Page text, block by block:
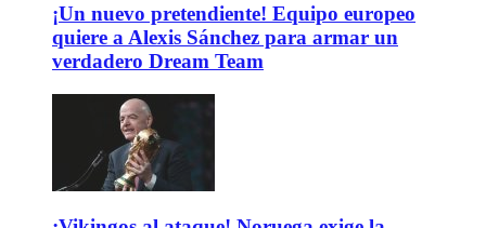
¡Un nuevo pretendiente! Equipo europeo
quiere a Alexis Sánchez para armar un
verdadero Dream Team